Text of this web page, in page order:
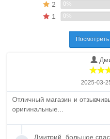
2 0%
1 0%
2025-03-
Отличный магазин и
оригинальные...
Дмитрий, большое